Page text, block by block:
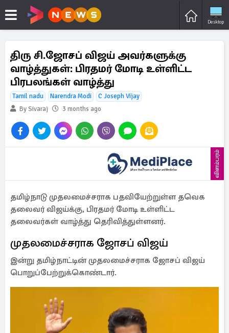
Desktop
திரு சி.ஜோசப் விஜய் அவர்களுக்கு
வாழ்த்துகள்: பிரதமர் மோடி உள்ளிட்ட
பிரபலங்கள் வாழ்த்து
Tamil nadu Narendra Modi
C Joseph Vijay
By Sivaraj
3 months ago
விளம்பரம்
தமிழ்நாடு முதலமைச்சராக பதவியேற்றுள்ள தவெக
தலைவர் விஜய்க்கு, பிரதமர் மோடி உள்ளிட்ட
தலைவர்கள் வாழ்த்து தெரிவித்துள்ளனர்.
முதலமைச்சராக ஜோசப் விஜய்
இன்று தமிழ்நாட்டின் முதலமைச்சராக ஜோசப் விஜய்
பொறுப்பேற்றுக்கொண்டார்.